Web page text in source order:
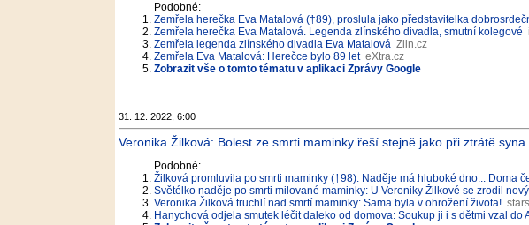
Podobné:
Zemřela herečka Eva Matalová (†89), proslula jako představitelka
Zemřela herečka Eva Matalová. Legenda zlínského divadla, smutní kolegové
Zemřela legenda zlínského divadla Eva Matalová Zlin.cz
Zemřela Eva Matalová: Herečce bylo 89 let eXtra.cz
Zobrazit vše o tomto tématu v aplikaci Zprávy Google
31. 12. 2022, 6:00
Veronika Žilková: Bolest ze smrti maminky řeší stejně jako při ztrátě syna
Podobné:
Žilková promluvila po smrti maminky (†98): Naděje má hluboké dno... Doma
Světélko naděje po smrti milované maminky: U Veroniky Žilkové se zrodil
Veronika Žilková truchlí nad smrtí maminky: Sama byla v ohrožení života!
Hanychová odjela smutek léčit daleko od domova: Soukup ji i s dětmi vzal do